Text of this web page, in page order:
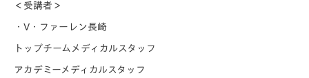
＜受講者＞
・V・ファーレン長崎
トップチームメディカルスタッフ
アカデミーメディカルスタッフ